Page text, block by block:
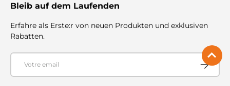
Bleib auf dem Laufenden
Erfahre als Erste:r von neuen Produkten und exklusiven
Rabatten.
E-mail
S'abonner